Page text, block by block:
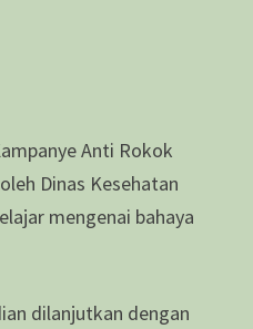
Anti Rokok
Dinas Kesehatan
mengenai bahaya
dilanjutkan dengan